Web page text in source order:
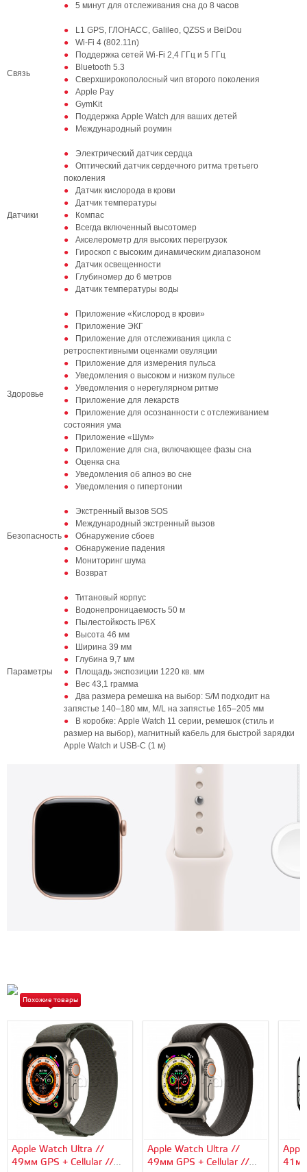
5 минут для отслеживания сна до 8 часов
Связь
L1 GPS, ГЛОНАСС, Galileo, QZSS и BeiDou
Wi-Fi 4 (802.11n)
Поддержка сетей Wi-Fi 2,4 ГГц и 5 ГГц
Bluetooth 5.3
Сверхширокополосный чип второго поколения
Apple Pay
GymKit
Поддержка Apple Watch для ваших детей
Международный роумин
Датчики
Электрический датчик сердца
Оптический датчик сердечного ритма третьего
поколения
Датчик кислорода в крови
Датчик температуры
Компас
Всегда включенный высотомер
Акселерометр для высоких перегрузок
Гироскоп с высоким динамическим диапазоном
Датчик освещенности
Глубиномер до 6 метров
Датчик температуры воды
Здоровье
Приложение «Кислород в крови»
Приложение ЭКГ
Приложение для отслеживания цикла с
ретроспективными оценками овуляции
Приложение для измерения пульса
Уведомления о высоком и низком пульсе
Уведомления о нерегулярном ритме
Приложение для лекарств
Приложение для осознанности с отслеживанием
состояния ума
Приложение «Шум»
Приложение для сна, включающее фазы сна
Оценка сна
Уведомления об апноэ во сне
Уведомления о гипертонии
Безопасность
Экстренный вызов SOS
Международный экстренный вызов
Обнаружение сбоев
Обнаружение падения
Мониторинг шума
Возврат
Параметры
Титановый корпус
Водонепроницаемость 50 м
Пылестойкость IP6X
Высота 46 мм
Ширина 39 мм
Глубина 9,7 мм
Площадь экспозиции 1220 кв. мм
Вес 43,1 грамма
Два размера ремешка на выбор: S/M подходит на
запястье 140–180 мм, M/L на запястье 165–205 мм
В коробке: Apple Watch 11 серии, ремешок (стиль и
размер на выбор), магнитный кабель для быстрой зарядки
Apple Watch и USB-C (1 м)
Похожие товары
Apple Watch Ultra //
49мм GPS + Cellular //
Apple Watch Ultra //
49мм GPS + Cellular //